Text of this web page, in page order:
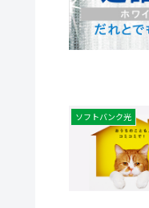
ソフトバンク光